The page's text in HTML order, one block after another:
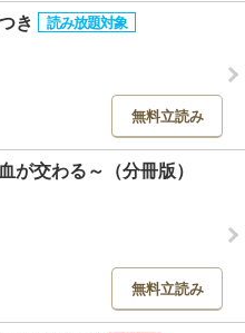
き
無料立読み
が交わる～（分冊版）
無料立読み